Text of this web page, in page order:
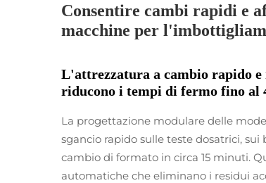
Consentire cambi rapidi e
macchine per
L'attrezzatura a cambio rapido
riducono i tempi di fermo fino al
La progettazione modulare delle
sgancio rapido sulle teste dosatrici,
cambio di formato in circa 15 minuti.
automatiche che eliminano i residui